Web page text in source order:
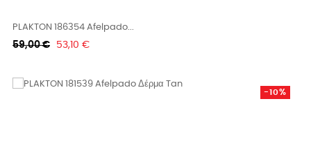
PLAKTON 186354 Afelpado...
Κανονική
59,00 € Τιμή
53,10 €
-10%